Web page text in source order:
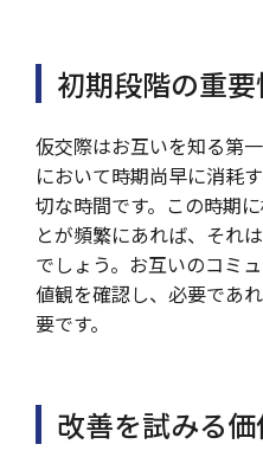
初期段階の重要
仮交際はお互いを知る第
において時期尚早に消耗
切な時間です。この時期
とが頻繁にあれば、それ
でしょう。お互いのコミ
値観を確認し、必要であ
要です。
改善を試みる